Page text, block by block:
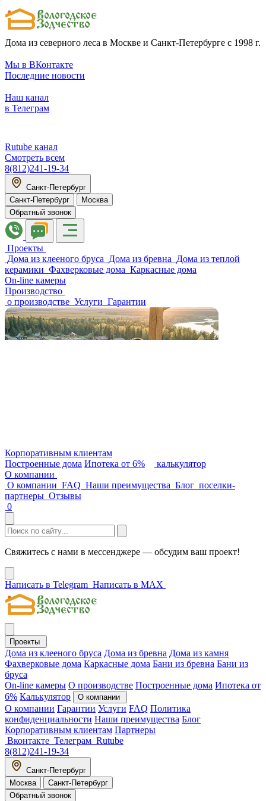
Дома из северного леса в Москве и Санкт-Петербурге с 1998 г.
Мы в ВКонтакте
Последние новости
Наш канал
в Телеграм
Rutube канал
Смотреть всем
8(812)241-19-34
Санкт-Петербург
Санкт-Петербург
Москва
Обратный звонок
Проекты
Дома из клееного бруса Дома из бревна Дома из теплой
керамики Фахверковые дома Каркасные дома
On-line камеры
Производство
о производстве Услуги Гарантии
Корпоративным клиентам
Построенные дома Ипотека от 6%
калькулятор
О компании
О компании FAQ Наши преимущества Блог поселки-
партнеры Отзывы
0
Свяжитесь с нами в мессенджере — обсудим ваш проект!
Написать в Telegram Написать в MAX
Проекты
Дома из клееного бруса Дома из бревна Дома из камня
Фахверковые дома Каркасные дома Бани из бревна Бани из
бруса
On-line камеры О производстве Построенные дома Ипотека от
6% Калькулятор О компании
О компании Гарантии Услуги FAQ Политика
конфиденциальности Наши преимущества Блог
Корпоративным клиентам Партнеры
Вконтакте Телеграм Rutube
8(812)241-19-34
Санкт-Петербург
Москва
Санкт-Петербург
Обратный звонок